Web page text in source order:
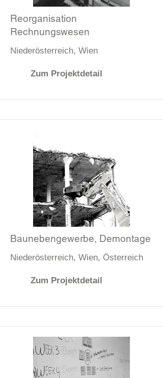
Reorganisation
Rechnungswesen
Niederösterreich, Wien
Zum Projektdetail
Baunebengewerbe, Demontage
Niederösterreich, Wien, Österreich
Zum Projektdetail